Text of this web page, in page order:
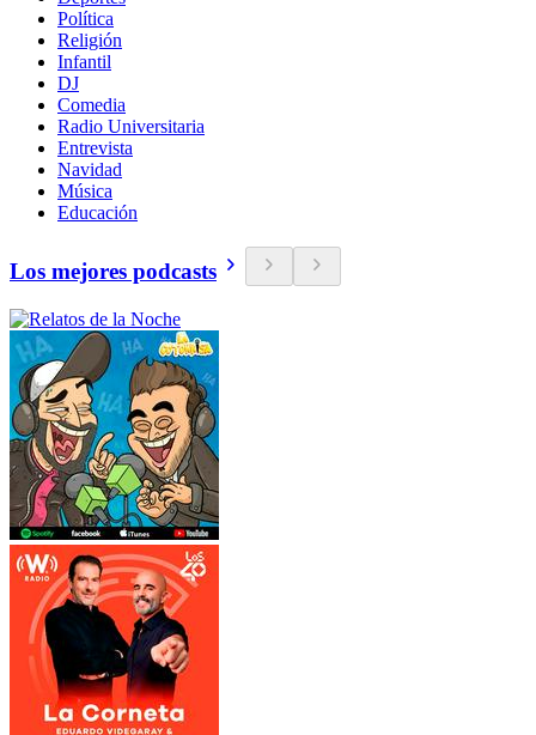
Política
Religión
Infantil
DJ
Comedia
Radio Universitaria
Entrevista
Navidad
Música
Educación
Los mejores podcasts